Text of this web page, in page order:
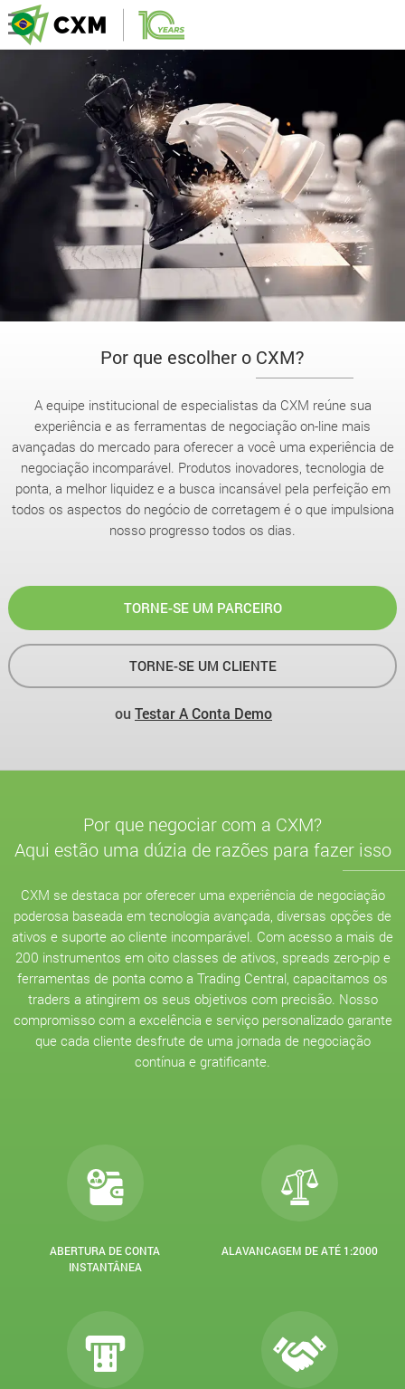
Por que escolher o CXM?
A equipe institucional de especialistas da CXM reúne sua
experiência e as ferramentas de negociação on-line mais
avançadas do mercado para oferecer a você uma experiência de
negociação incomparável. Produtos inovadores, tecnologia de
ponta, a melhor liquidez e a busca incansável pela perfeição em
todos os aspectos do negócio de corretagem é o que impulsiona
nosso progresso todos os dias.
TORNE-SE UM PARCEIRO
TORNE-SE UM CLIENTE
ou Testar A Conta Demo
Por que negociar com a CXM?
Aqui estão uma dúzia de razões para fazer isso
CXM se destaca por oferecer uma experiência de negociação
poderosa baseada em tecnologia avançada, diversas opções de
ativos e suporte ao cliente incomparável. Com acesso a mais de
200 instrumentos em oito classes de ativos, spreads zero-pip e
ferramentas de ponta como a Trading Central, capacitamos os
traders a atingirem os seus objetivos com precisão. Nosso
compromisso com a excelência e serviço personalizado garante
que cada cliente desfrute de uma jornada de negociação
contínua e gratificante.
ABERTURA DE CONTA
INSTANTÂNEA
ALAVANCAGEM DE ATÉ 1:2000